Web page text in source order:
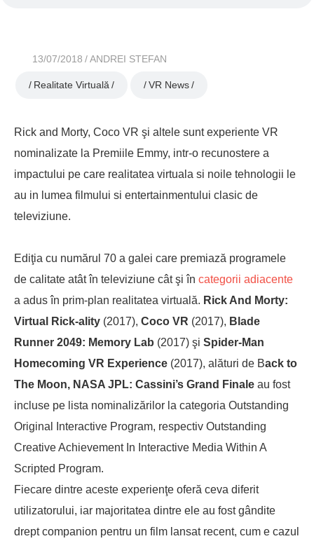
13/07/2018 ANDREI STEFAN
Realitate Virtuală VR News
Rick and Morty, Coco VR şi altele sunt experiente VR
nominalizate la Premiile Emmy, intr-o recunostere a
impactului pe care realitatea virtuala si noile tehnologii le
au in lumea filmului si entertainmentului clasic de
televiziune.
Ediţia cu numărul 70 a galei care premiază programele
de calitate atât în televiziune cât şi în categorii adiacente
a adus în prim-plan realitatea virtuală. Rick And Morty:
Virtual Rick-ality (2017), Coco VR (2017), Blade
Runner 2049: Memory Lab (2017) şi Spider-Man
Homecoming VR Experience (2017), alături de Back to
The Moon, NASA JPL: Cassini’s Grand Finale au fost
incluse pe lista nominalizărilor la categoria Outstanding
Original Interactive Program, respectiv Outstanding
Creative Achievement In Interactive Media Within A
Scripted Program.
Fiecare dintre aceste experienţe oferă ceva diferit
utilizatorului, iar majoritatea dintre ele au fost gândite
drept companion pentru un film lansat recent, cum e cazul